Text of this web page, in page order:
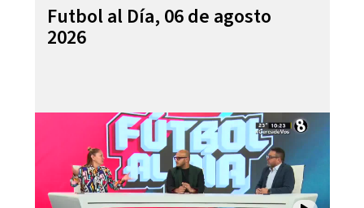
Futbol al Día, 06 de agosto
2026